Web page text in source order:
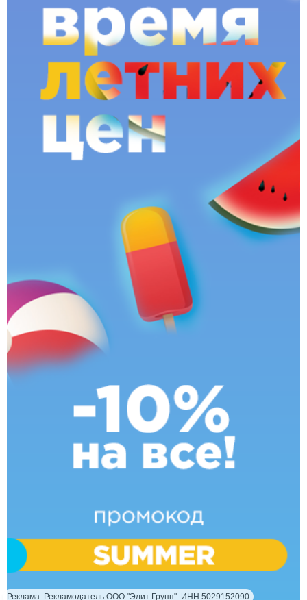
Реклама. Рекламодатель ООО "Элит Групп". ИНН 5029152090